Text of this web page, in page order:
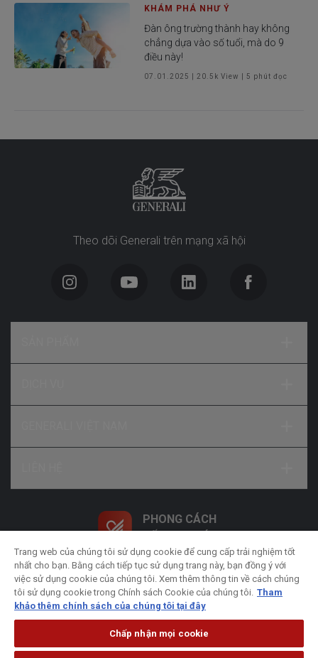
KHÁM PHÁ NHƯ Ý
Đàn ông trường thành hay không
chẳng dựa vào số tuổi, mà do 9
điều này!
07.01.2025 |20.5k View |5 phút đọc
Theo dõi Generali trên mạng xã hội
PHONG CÁCH
Chính sách xử lý dữ liệu cá nhân
Chính sách bảo
Chính sách Cookie Pháp lý
Trang web của chúng tôi sử dụng cookie để cung cấp trải nghiệm tốt
nhất cho bạn. Bằng cách tiếp tục sử dụng trang này, bạn đồng ý với
việc sử dụng cookie của chúng tôi. Xem thêm thông tin về cách chúng
tôi sử dụng cookie trong Chính sách Cookie của chúng tôi. Tham
khảo thêm chính sách của chúng tôi tại đây
Chấp nhận mọi cookie